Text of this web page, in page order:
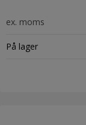
ex. moms
På lager